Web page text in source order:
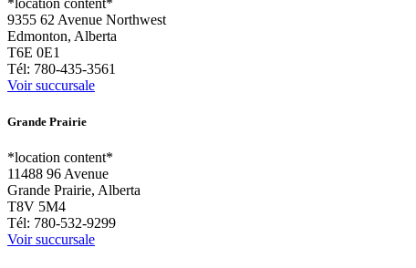
*location content*
9355 62 Avenue Northwest
Edmonton, Alberta
T6E 0E1
Tél: 780-435-3561
Voir succursale
Grande Prairie
*location content*
11488 96 Avenue
Grande Prairie, Alberta
T8V 5M4
Tél: 780-532-9299
Voir succursale